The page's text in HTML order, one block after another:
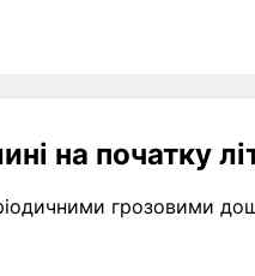
на початку
грозовими